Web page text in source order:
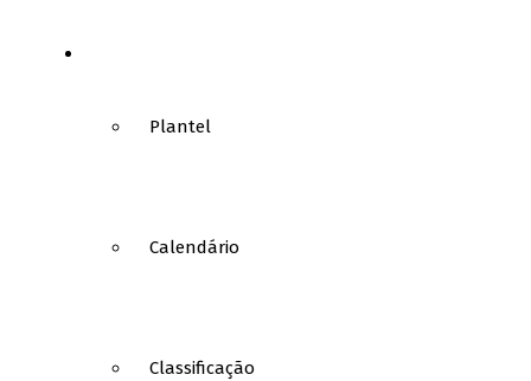
Plantel
Calendário
Classificação